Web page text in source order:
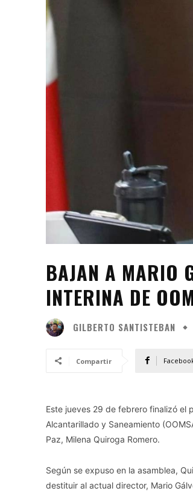
BAJAN A MARIO
INTERINA DE
GILBERTO SANTISTEBAN
Compartir
Este jueves 29 de febrero finalizó el
Alcantarillado y Saneamiento
Paz, Milena Quiroga Romero.
Según se expuso en la asamblea,
destituir al actual director, Mario